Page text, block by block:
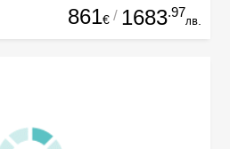
861€ / 1683.97
лв.